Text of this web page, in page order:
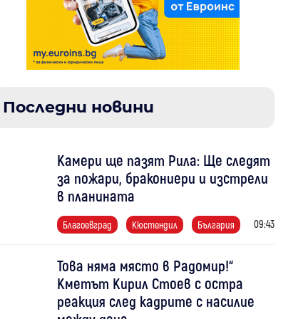
Последни новини
Камери ще пазят Рила: Ще следят
за пожари, бракониери и изстрели
в планината
Благоевград Кюстендил България 09:43
Това няма място в Радомир!“
Кметът Кирил Стоев с остра
реакция след кадрите с насилие